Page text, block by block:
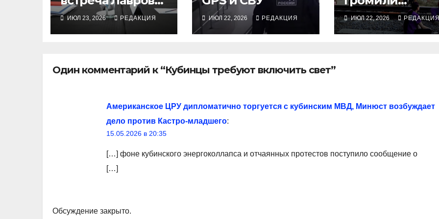
с Рубио не
возродила
анкориджскую
ИЮЛ 23, 2026 РЕДАКЦИЯ ИЮЛ 22, 2026 РЕДАКЦИЯ
Wildberries,
Лавров
жаловаться из
ИЮЛ 22, 2026
Один комментарий к “Кубинцы требуют включить свет”
Американское ЦРУ дипломатично торгуется с кубинским МВД, Минюст возбуждает
дело против Кастро-младшего:
15.05.2026 в 20:35
[…] фоне кубинского энергоколлапса и отчаянных протестов поступило сообщение о
[…]
Обсуждение закрыто.